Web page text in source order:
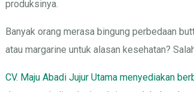
produksinya.
Banyak orang merasa bingung perbedaan
atau margarine untuk alasan kesehatan?
CV. Maju Abadi Jujur Utama menyediakan